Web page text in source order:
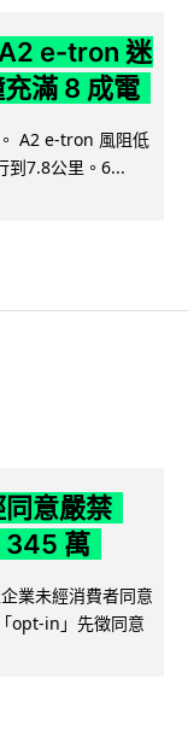
e-tron 迷
滿 8 成電
A2 e-tron 風阻低
到7.8公里。6...
同意嚴禁
345 萬
業未經消費者同意
opt-in」先徵同意